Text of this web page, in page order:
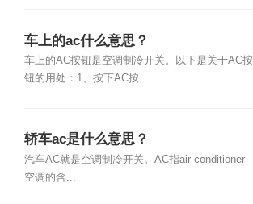
车上的ac什么意思？
车上的AC按钮是空调制冷开关。以下是关于AC按
钮的用处：1、按下AC按...
轿车ac是什么意思？
汽车AC就是空调制冷开关。AC指air-conditioner
空调的含...